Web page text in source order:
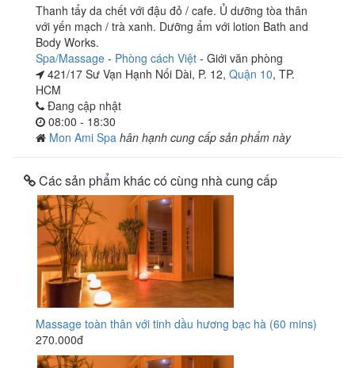
Thanh tẩy da chết với đậu đỏ / cafe. Ủ dưỡng tòa thân
với yến mạch / trà xanh. Dưỡng ẩm với lotion Bath and
Body Works.
Spa/Massage - Phòng cách Việt - Giới văn phòng
421/17 Sư Vạn Hạnh Nối Dài, P. 12, Quận 10, TP.
HCM
Đang cập nhật
08:00 - 18:30
Mon Ami Spa hân hạnh cung cấp sản phẩm này
Các sản phẩm khác có cùng nhà cung cấp
Massage toàn thân với tinh dầu hương bạc hà (60 mins)
270.000đ